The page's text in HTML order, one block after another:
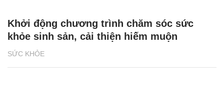
SỨC KHỎE
Khởi động chương trình chăm sóc sức
khỏe sinh sản, cải thiện hiếm muộn